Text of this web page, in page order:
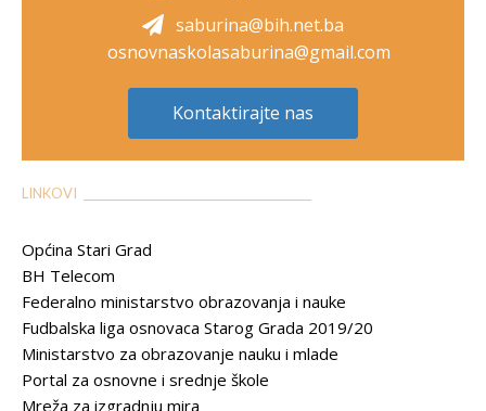
saburina@bih.net.ba
osnovnaskolasaburina@gmail.com
Kontaktirajte nas
LINKOVI __________________________________________
Općina Stari Grad
BH Telecom
Federalno ministarstvo obrazovanja i nauke
Fudbalska liga osnovaca Starog Grada 2019/20
Ministarstvo za obrazovanje nauku i mlade
Portal za osnovne i srednje škole
Mreža za izgradnju mira